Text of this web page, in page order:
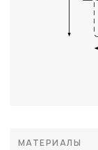
МАТЕРИАЛЫ